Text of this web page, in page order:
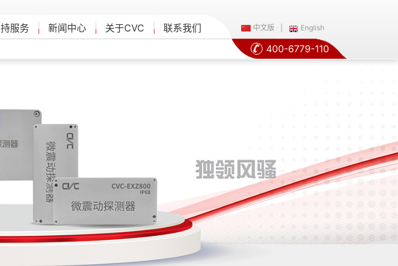
服务 新闻中心 关于CVC 联系我们 中文版 English
400-6779-110